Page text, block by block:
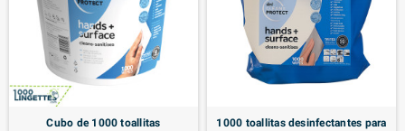
Cubo de 1000 toallitas
1000 toallitas desinfectantes para